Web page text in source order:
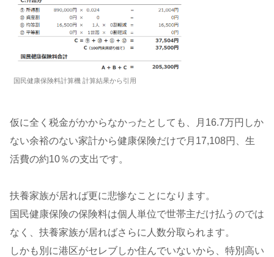
国民健康保険料計算機 計算結果から引用
仮に全く税金がかからなかったとしても、月16.7万円しか
ない余裕のない家計から健康保険だけで月17,108円、生
活費の約10％の支出です。
扶養家族が居れば更に悲惨なことになります。
国民健康保険の保険料は個人単位で世帯主だけ払うのでは
なく、扶養家族が居ればさらに人数分取られます。
しかも別に港区がセレブしか住んでいないから、特別高い